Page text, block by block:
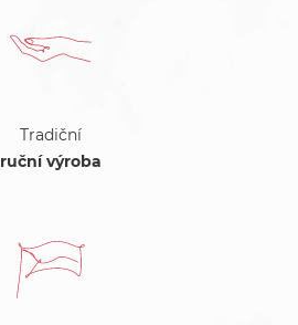
Tradiční
ruční výroba